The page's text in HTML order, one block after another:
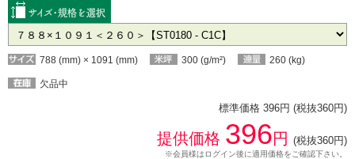
788 (mm) × 1091 (mm) 300 (g/m²) 260 (kg)
欠品中
標準価格 396円 (税抜360円)
提供価格 396円 (税抜360円)
※会員様はログイン後に適用価格をご確認下さい。